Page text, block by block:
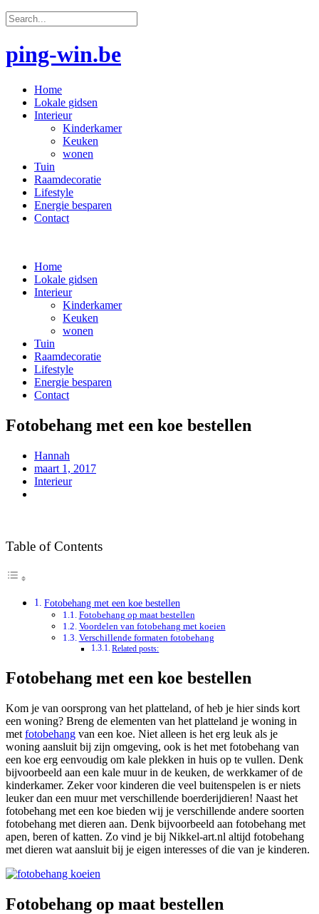
ping-win.be
Home
Lokale gidsen
Interieur
Kinderkamer
Keuken
wonen
Tuin
Raamdecoratie
Lifestyle
Energie besparen
Contact
Home
Lokale gidsen
Interieur
Kinderkamer
Keuken
wonen
Tuin
Raamdecoratie
Lifestyle
Energie besparen
Contact
Fotobehang met een koe bestellen
Hannah
maart 1, 2017
Interieur
Table of Contents
Fotobehang met een koe bestellen
Fotobehang op maat bestellen
Voordelen van fotobehang met koeien
Verschillende formaten fotobehang
Related posts:
Fotobehang met een koe bestellen
Kom je van oorsprong van het platteland, of heb je hier sinds kort
een woning? Breng de elementen van het platteland je woning in
met fotobehang van een koe. Niet alleen is het erg leuk als je
woning aansluit bij zijn omgeving, ook is het met fotobehang van
een koe erg eenvoudig om kale plekken in huis op te vullen. Denk
bijvoorbeeld aan een kale muur in de keuken, de werkkamer of de
kinderkamer. Zeker voor kinderen die veel buitenspelen is er niets
leuker dan een muur met verschillende boerderijdieren! Naast het
fotobehang met een koe bieden wij je verschillende andere soorten
fotobehang met dieren aan. Denk bijvoorbeeld aan fotobehang met
apen, beren of katten. Zo vind je bij Nikkel-art.nl altijd fotobehang
met dieren wat aansluit bij je eigen interesses of die van je kinderen.
Fotobehang op maat bestellen